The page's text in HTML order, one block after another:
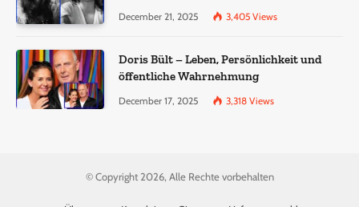
und was nicht bestätigt wurde
December 21, 2025 3,405 Views
Doris Bült – Leben, Persönlichkeit und
öffentliche Wahrnehmung
December 17, 2025 3,318 Views
© Copyright 2026, Alle Rechte vorbehalten